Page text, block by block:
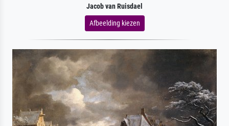
Jacob van Ruisdael
Afbeelding kiezen